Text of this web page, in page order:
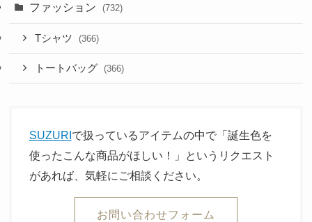
ファッション (732)
Tシャツ (366)
トートバッグ (366)
SUZURIで扱っているアイテムの中で「誕生色を
使ったこんな商品がほしい！」というリクエスト
があれば、気軽にご相談ください。
お問い合わせフォーム